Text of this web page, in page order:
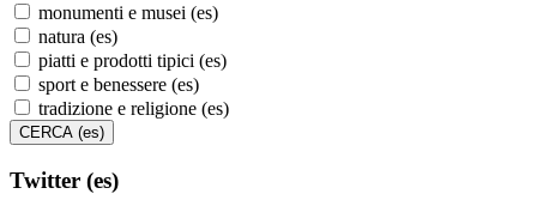
monumenti e musei (es)
natura (es)
piatti e prodotti tipici (es)
sport e benessere (es)
tradizione e religione (es)
Twitter (es)